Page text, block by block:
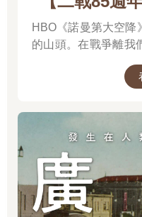
處）的偵訊調查，也幾乎全
發布了逮捕令。雖然這位主
當作私人武裝士兵，阻止逮
在第二次執行時便不得不就
序，戒嚴主謀這一方不斷進
效果，令人憂心局勢「是否
便法院與檢方相繼出現前所
告，使其一度獲釋，但刑事
將迎來與其惡性相稱的嚴厲
歷來只有兩次對總統有此類
「被請求人總統朴槿惠罷免
「被請求人總統尹錫悅罷免
HBO《諾曼第大空降
的山頭。在戰爭離我
後、影響至今的軍事
理由。